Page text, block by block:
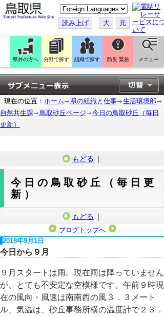
こ
の
ペ
ー
ジ
翻
訳
す
る
読み上げ 大 元
県外の方へ 分野で探す 組織で探す 防災 緊急 メニュー
現在の位置： ホーム 県の組織と仕事
生活環境部
自然共生課
鳥取砂丘ページ
今日の鳥取砂丘（毎日
更新）
もどる ｜
今日の鳥取砂丘（毎日更
新）
もどる ｜
ブログトップへ
2018年9月1日
今日から９月
９月スタートは雨。現在雨は降っていません
が、とても不安定な空模様です。午前９時現
在の風向・風速は南南西の風３．３メート
ル、気温は、砂丘事務所横の温度計で２３．